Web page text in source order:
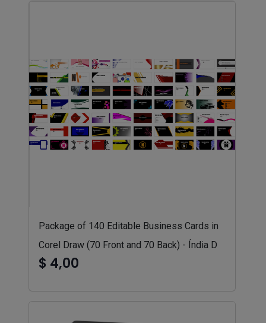
Package of 140 Editable Business Cards in
Corel Draw (70 Front and 70 Back) - Índia D
$ 4,00